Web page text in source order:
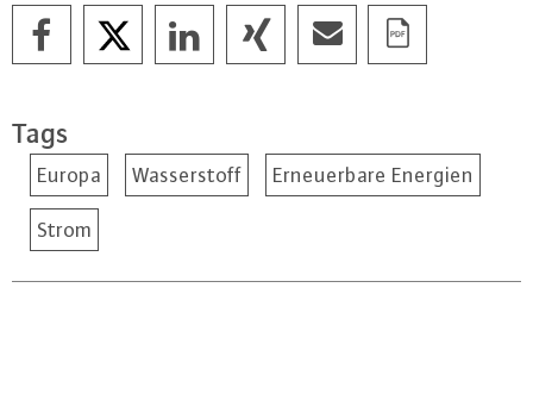
Tags
Europa Wasserstoff Erneuerbare Energien
Strom